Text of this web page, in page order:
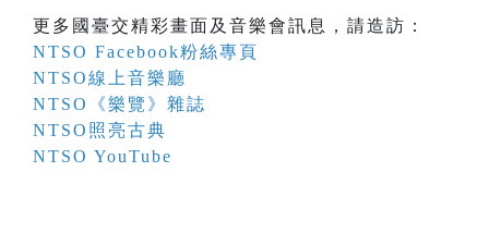
更多國臺交精彩畫面及音樂會訊息，請造訪：
NTSO Facebook粉絲專頁
NTSO線上音樂廳
NTSO《樂覽》雜誌
NTSO照亮古典
NTSO YouTube